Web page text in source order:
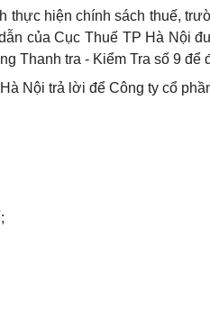
thực hiện chính sách thuế,
của Cục Thuế TP Hà Nội
Thanh tra - Kiểm Tra số 9 để
Nội trả lời để Công ty cổ